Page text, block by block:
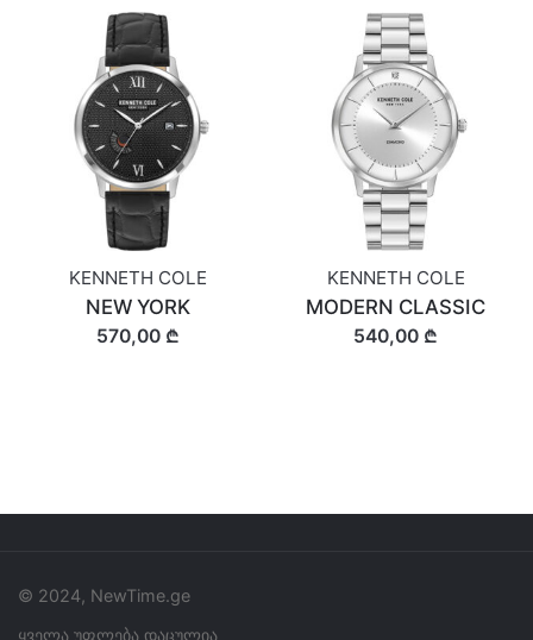
KENNETH COLE
NEW YORK
570,00 ₾
KENNETH COLE
MODERN CLASSIC
540,00 ₾
© 2024, NewTime.ge
ყველა უფლება დაცულია